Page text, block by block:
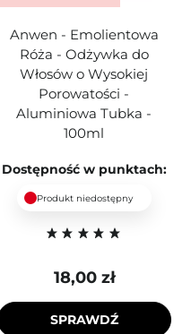
Anwen - Emolientowa
Róża - Odżywka do
Włosów o Wysokiej
Porowatości -
Aluminiowa Tubka -
100ml
Dostępność w punktach:
Produkt niedostępny
18,00 zł
SPRAWDŹ